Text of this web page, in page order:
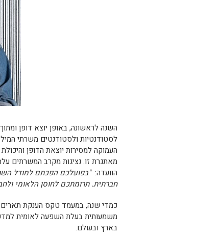
השנה לראשונה, באופן יוצא דופן
לסטודנטיות ולסטודנטים משרתי
העמוקה למסירות יוצאת הדופן
מאתגרת זו. נציגות מקרב המשרתים
הוועדה:"בפועלכם הפכתם למודל
חברתית. תרומתכם לחוסן הלאומי
כמדי שנה, במעמד טקס הענקת תארים
משמעותית בעלת השפעה לאומית
בארץ ובעולם.